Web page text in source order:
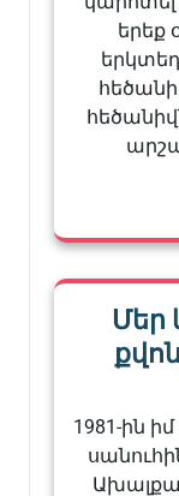
երեք
Մեր
1981-ին